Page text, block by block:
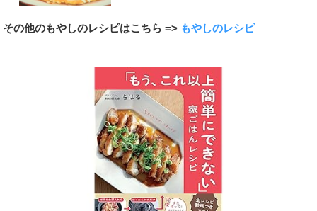
その他のもやしのレシピはこちら => もやしのレシピ